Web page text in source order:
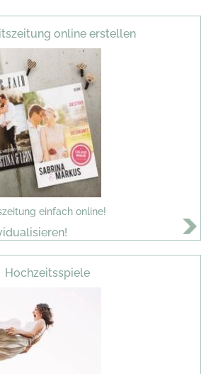
online erstellen
einfach online!
Hochzeitsspiele